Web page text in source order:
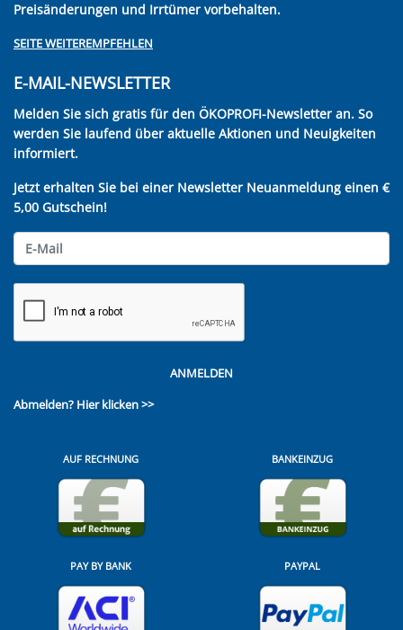
Preisänderungen und Irrtümer vorbehalten.
SEITE WEITEREMPFEHLEN
E-MAIL-NEWSLETTER
Melden Sie sich gratis für den ÖKOPROFI-Newsletter an. So
werden Sie laufend über aktuelle Aktionen und Neuigkeiten
informiert.
Jetzt erhalten Sie bei einer Newsletter Neuanmeldung einen €
5,00 Gutschein!
ANMELDEN
Abmelden? Hier klicken >>
AUF RECHNUNG BANKEINZUG
PAY BY BANK PAYPAL